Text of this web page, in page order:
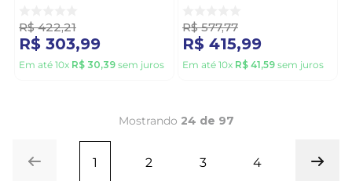
R$ 422,21
R$ 303,99
Em até 10x R$ 30,39 sem juros
R$ 577,77
R$ 415,99
Em até 10x R$ 41,59 sem juros
Mostrando 24 de 97
1 2 3 4